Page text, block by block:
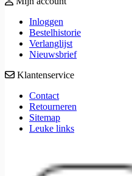
Inloggen
Bestelhistorie
Verlanglijst
Nieuwsbrief
Klantenservice
Contact
Retourneren
Sitemap
Leuke links